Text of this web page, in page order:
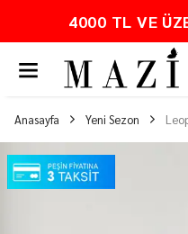
4000 TL VE
Anasayfa Yeni Sezon